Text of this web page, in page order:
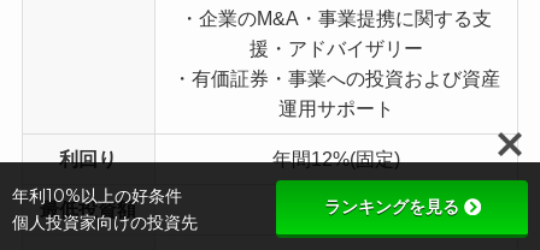
・企業のM&A・事業提携に関する支
援・アドバイザリー
・有価証券・事業への投資および資産
運用サポート
利回り 年間12%(固定)
最低投資額 500万円
年利10%以上の好条件
個人投資家向けの投資先
ランキングを見る